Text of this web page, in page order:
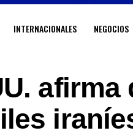
INTERNACIONALES NEGOCIOS
afirma